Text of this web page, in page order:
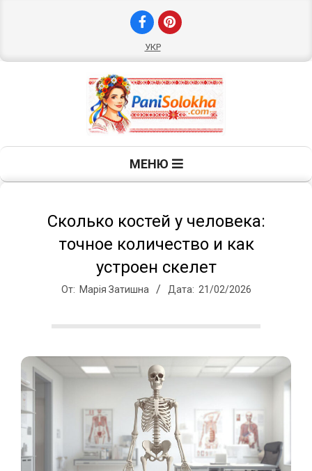
УКР
П
а
о
л
о
МЕНЮ
Сколько костей у человека:
точное количество и как
устроен скелет
От: Марія Затишна Дата: 21/02/2026